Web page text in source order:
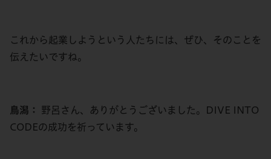
これから起業しようという人たちには、ぜひ、そのことを
伝えたいですね。
鳥潟： 野呂さん、ありがとうございました。DIVE INTO
CODEの成功を祈っています。